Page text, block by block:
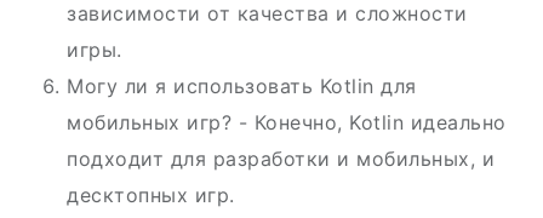
зависимости от качества и сложности
игры.
Могу ли я использовать Kotlin для
мобильных игр? - Конечно, Kotlin идеально
подходит для разработки и мобильных, и
десктопных игр.